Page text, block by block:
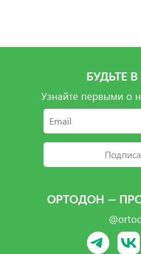
БУДЬТЕ
Узнайте первыми о
ОРТОДОН —